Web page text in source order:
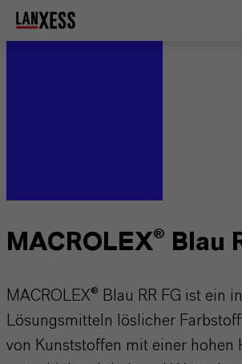
MACROLEX® Blau
MACROLEX® Blau RR FG ist ein
Lösungsmitteln löslicher
von Kunststoffen mit einer hohen